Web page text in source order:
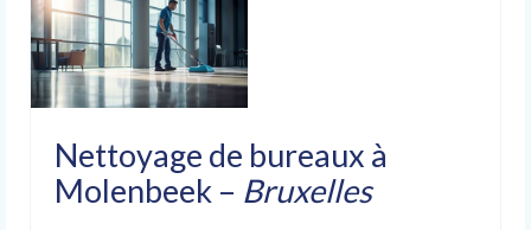
Nettoyage de bureaux à
Molenbeek – Bruxelles